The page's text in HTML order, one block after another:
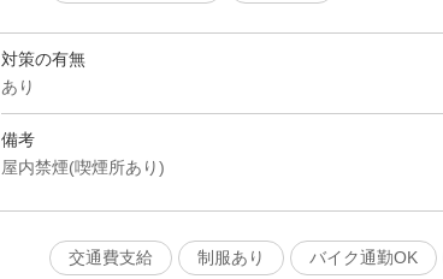
対策の有無
あり
備考
屋内禁煙(喫煙所あり)
交通費支給
制服あり バイク通勤OK